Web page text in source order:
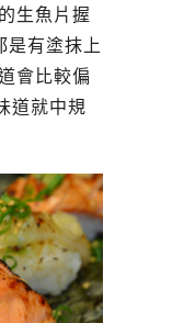
生魚片握
是有塗抹上
會比較偏
道就中規